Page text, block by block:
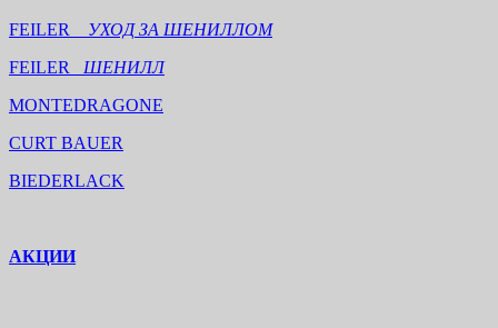
FEILER УХОД ЗА ШЕНИЛЛОМ
FEILER ШЕНИЛЛ
MONTEDRAGONE
CURT BAUER
BIEDERLACK
АКЦИИ